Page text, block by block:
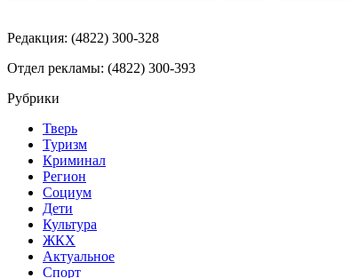
Редакция: (4822) 300-328
Отдел рекламы: (4822) 300-393
Рубрики
Тверь
Туризм
Криминал
Регион
Социум
Дети
Культура
ЖКХ
Актуальное
Спорт